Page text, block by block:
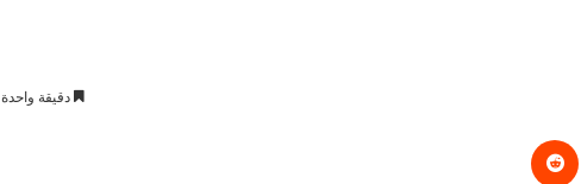
دقيقة واحدة
بينتيريست